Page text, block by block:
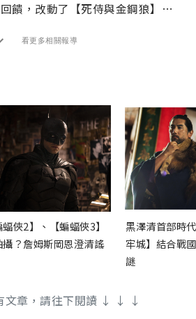
改動了【死侍與金鋼狼】的結局？
看更多相關報導
俠2】、【蝙蝠俠3】
攝？詹姆斯岡恩澄清謠
黑澤清首部時
牢城】結合戰
謎
章，請往下閱讀 ↓ ↓ ↓